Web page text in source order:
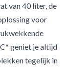
van 40 liter, de
voor
geniet je altijd
tegelijk in